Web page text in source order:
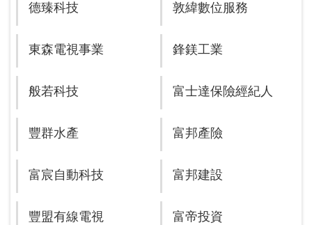
德臻科技 敦緯數位服務
東森電視事業 鋒鎂工業
般若科技 富士達保險經紀人
豐群水產 富邦產險
富宸自動科技 富邦建設
豐盟有線電視 富帝投資